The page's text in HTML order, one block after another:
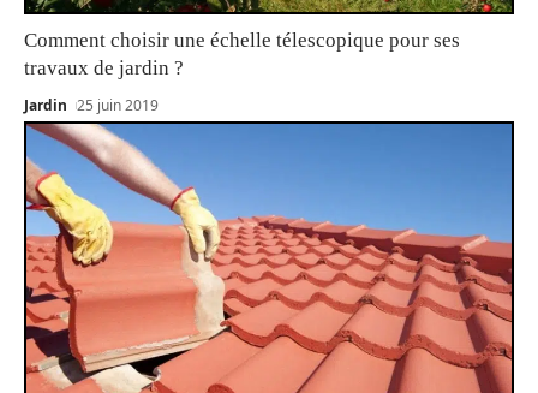
Comment choisir une échelle télescopique pour ses
travaux de jardin ?
Jardin 25 juin 2019